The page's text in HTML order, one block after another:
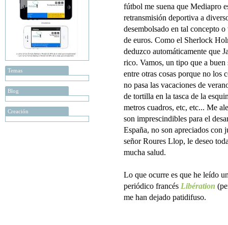
Temas
Blog
Creación
fútbol me suena que Mediapro
retransmisión deportiva a
desembolsado en tal concepto
de euros. Como el Sherlock
deduzco automáticamente que
rico. Vamos, un tipo que a buen
entre otras cosas porque no los
no pasa las vacaciones de
de tortilla en la tasca de la
metros cuadros, etc, etc... Me
son imprescindibles para el
España, no son apreciados con
señor Roures Llop, le deseo
mucha salud.
Lo que ocurre es que he leído
periódico francés Libération
me han dejado patidifuso.